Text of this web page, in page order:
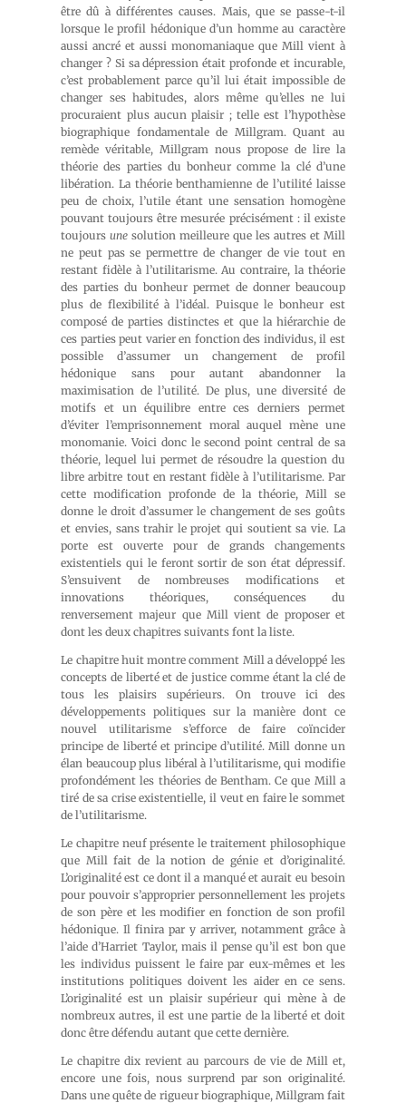
être dû à différentes causes. Mais, que se passe-t-il
lorsque le profil hédonique d’un homme au caractère
aussi ancré et aussi monomaniaque que Mill vient à
changer ? Si sa dépression était profonde et incurable,
c’est probablement parce qu’il lui était impossible de
changer ses habitudes, alors même qu’elles ne lui
procuraient plus aucun plaisir ; telle est l’hypothèse
biographique fondamentale de Millgram. Quant au
remède véritable, Millgram nous propose de lire la
théorie des parties du bonheur comme la clé d’une
libération. La théorie benthamienne de l’utilité laisse
peu de choix, l’utile étant une sensation homogène
pouvant toujours être mesurée précisément : il existe
toujoursune solution meilleure que les autres et Mill
ne peut pas se permettre de changer de vie tout en
restant fidèle à l’utilitarisme. Au contraire, la théorie
des parties du bonheur permet de donner beaucoup
plus de flexibilité à l’idéal. Puisque le bonheur est
composé de parties distinctes et que la hiérarchie de
ces parties peut varier en fonction des individus, il est
possible d’assumer un changement de profil
hédonique sans pour autant abandonner la
maximisation de l’utilité. De plus, une diversité de
motifs et un équilibre entre ces derniers permet
d’éviter l’emprisonnement moral auquel mène une
monomanie. Voici donc le second point central de sa
théorie, lequel lui permet de résoudre la question du
libre arbitre tout en restant fidèle à l’utilitarisme. Par
cette modification profonde de la théorie, Mill se
donne le droit d’assumer le changement de ses goûts
et envies, sans trahir le projet qui soutient sa vie. La
porte est ouverte pour de grands changements
existentiels qui le feront sortir de son état dépressif.
S’ensuivent de nombreuses modifications et
innovations théoriques, conséquences du
renversement majeur que Mill vient de proposer et
dont les deux chapitres suivants font la liste.
Le chapitre huit montre comment Mill a développé les
concepts de liberté et de justice comme étant la clé de
tous les plaisirs supérieurs. On trouve ici des
développements politiques sur la manière dont ce
nouvel utilitarisme s’efforce de faire coïncider
principe de liberté et principe d’utilité. Mill donne un
élan beaucoup plus libéral à l’utilitarisme, qui modifie
profondément les théories de Bentham. Ce que Mill a
tiré de sa crise existentielle, il veut en faire le sommet
de l’utilitarisme.
Le chapitre neuf présente le traitement philosophique
que Mill fait de la notion de génie et d’originalité.
L’originalité est ce dont il a manqué et aurait eu besoin
pour pouvoir s’approprier personnellement les projets
de son père et les modifier en fonction de son profil
hédonique. Il finira par y arriver, notamment grâce à
l’aide d’Harriet Taylor, mais il pense qu’il est bon que
les individus puissent le faire par eux-mêmes et les
institutions politiques doivent les aider en ce sens.
L’originalité est un plaisir supérieur qui mène à de
nombreux autres, il est une partie de la liberté et doit
donc être défendu autant que cette dernière.
Le chapitre dix revient au parcours de vie de Mill et,
encore une fois, nous surprend par son originalité.
Dans une quête de rigueur biographique, Millgram fait